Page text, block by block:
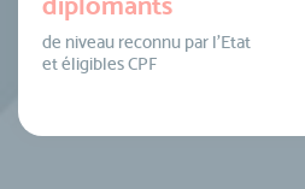
de niveau reconnu par l’Etat
et éligibles CPF